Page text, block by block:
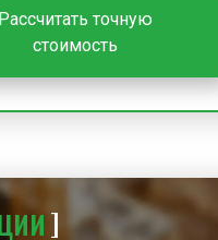
Рассчитать точную
стоимость